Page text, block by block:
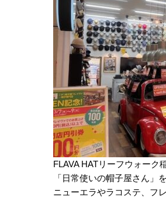
FLAVA HATリーフウォーク
「日常使いの帽子屋さん」
ニューエラやラコステ、フ